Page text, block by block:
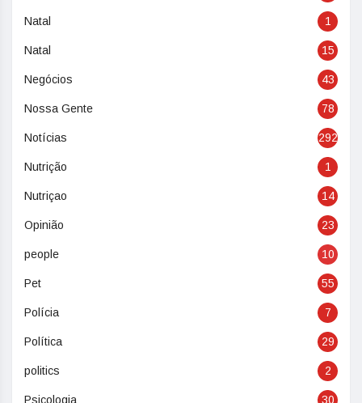
Natal 1
Natal 15
Negócios 43
Nossa Gente 78
Notícias 292
Nutrição 1
Nutriçao 14
Opinião 23
people 10
Pet 55
Polícia 7
Política 29
politics 2
Psicologia 30